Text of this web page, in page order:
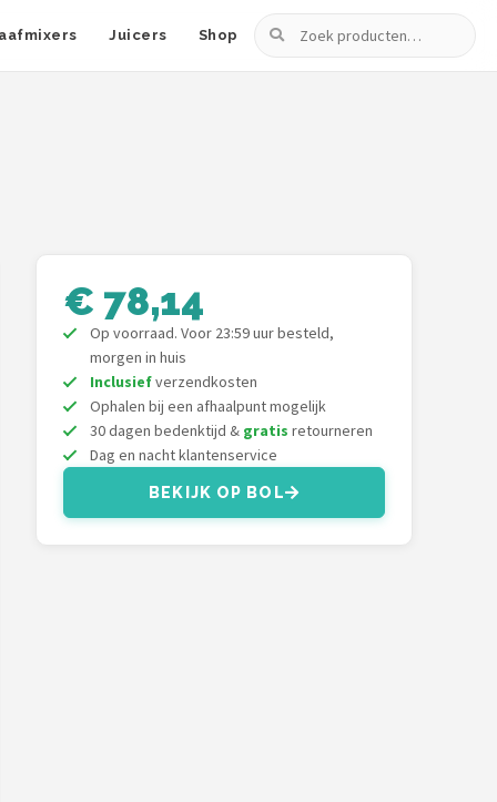
Juicers Shop
Zoeken
€ 78,14
Op voorraad. Voor 23:59 uur besteld,
morgen in huis
Inclusiefverzendkosten
Ophalen bij een afhaalpunt mogelijk
30 dagen bedenktijd & gratis retourneren
Dag en nacht klantenservice
BEKIJK OP BOL